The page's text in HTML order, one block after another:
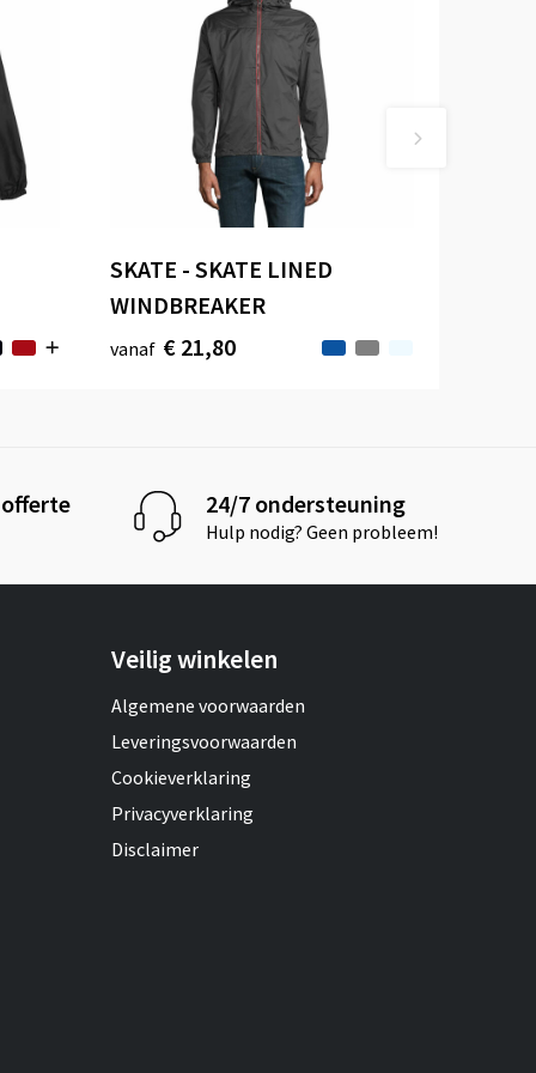
SKATE - SKATE LINED
WINDBREAKER
vanaf € 21,80
offerte 24/7 ondersteuning
Hulp nodig? Geen probleem!
Veilig winkelen
Algemene voorwaarden
Leveringsvoorwaarden
Cookieverklaring
Privacyverklaring
Disclaimer